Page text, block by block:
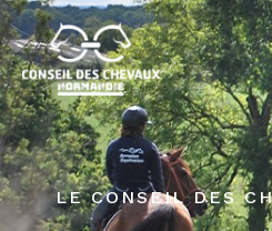
LE CONSEIL DES